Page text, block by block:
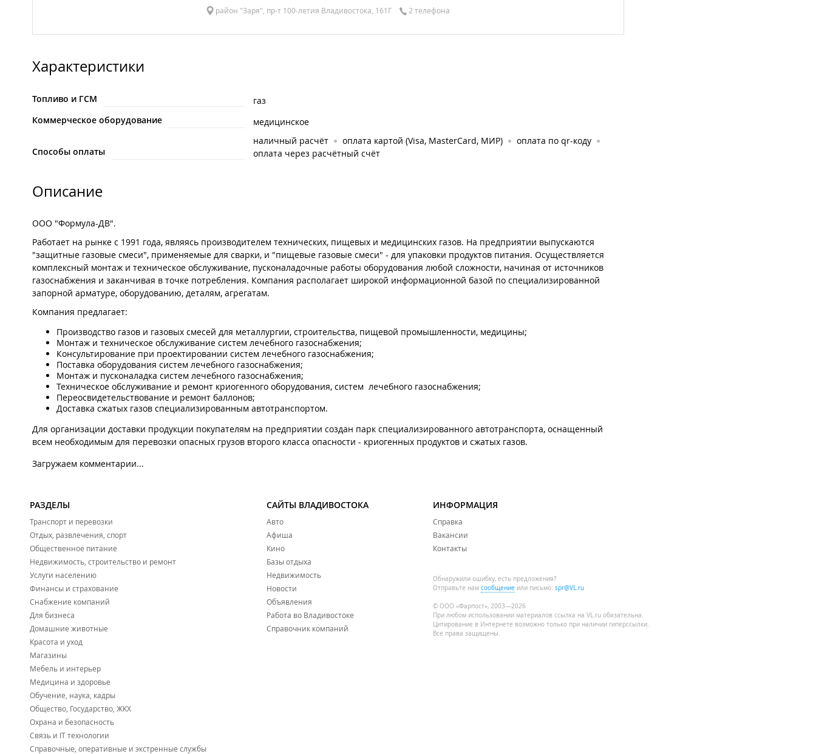
район "Заря", пр-т 100-летия Владивостока, 161Г 2 телефона
Характеристики
Топливо и ГСМ
газ
Коммерческое оборудование
медицинское
Способы оплаты
наличный расчёт оплата картой (Visa, MasterCard, МИР)
оплата по qr-коду
оплата через расчётный счёт
Описание
ООО "Формула-ДВ".
Работает на рынке с 1991 года, являясь производителем технических, пищевых и медицинских газов. На предприятии выпускаются
"защитные газовые смеси", применяемые для сварки, и "пищевые газовые смеси" - для упаковки продуктов питания. Осуществляется
комплексный монтаж и техническое обслуживание, пусконаладочные работы оборудования любой сложности, начиная от источников
газоснабжения и заканчивая в точке потребления. Компания располагает широкой информационной базой по специализированной
запорной арматуре, оборудованию, деталям, агрегатам.
Компания предлагает:
Производство газов и газовых смесей для металлургии, строительства, пищевой промышленности, медицины;
Монтаж и техническое обслуживание систем лечебного газоснабжения;
Консультирование при проектировании систем лечебного газоснабжения;
Поставка оборудования систем лечебного газоснабжения;
Монтаж и пусконаладка систем лечебного газоснабжения;
Техническое обслуживание и ремонт криогенного оборудования, систем лечебного газоснабжения;
Переосвидетельствование и ремонт баллонов;
Доставка сжатых газов специализированным автотранспортом.
Для организации доставки продукции покупателям на предприятии создан парк специализированного автотранспорта, оснащенный
всем необходимым для перевозки опасных грузов второго класса опасности - криогенных продуктов и сжатых газов.
Загружаем комментарии...
РАЗДЕЛЫ
Транспорт и перевозки
Отдых, развлечения, спорт
Общественное питание
Недвижимость, строительство и ремонт
Услуги населению
Финансы и страхование
Снабжение компаний
Для бизнеса
Домашние животные
Красота и уход
Магазины
Мебель и интерьер
Медицина и здоровье
Обучение, наука, кадры
Общество, Государство, ЖКХ
Охрана и безопасность
Связь и IT технологии
Справочные, оперативные и экстренные службы
САЙТЫ ВЛАДИВОСТОКА
Авто
Афиша
Кино
Базы отдыха
Недвижимость
Новости
Объявления
Работа во Владивостоке
Справочник компаний
ИНФОРМАЦИЯ
Справка
Вакансии
Контакты
Обнаружили ошибку, есть предложения?
Отправьте нам сообщение или письмо: spr@VL.ru
© ООО «Фарпост», 2003—2026
При любом использовании материалов ссылка на VL.ru обязательна.
Цитирование в Интернете возможно только при наличии гиперссылки.
Все права защищены.